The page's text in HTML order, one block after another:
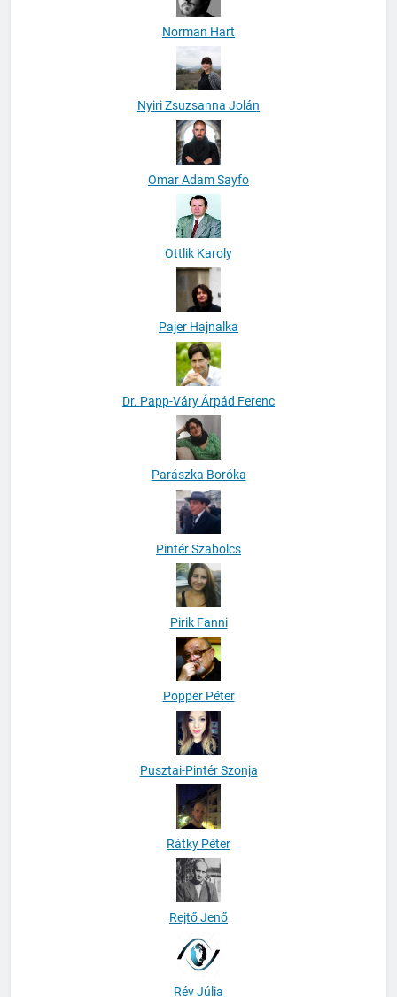
Norman Hart
Nyiri Zsuzsanna Jolán
Omar Adam Sayfo
Ottlik Karoly
Pajer Hajnalka
Dr. Papp-Váry Árpád Ferenc
Parászka Boróka
Pintér Szabolcs
Pirik Fanni
Popper Péter
Pusztai-Pintér Szonja
Rátky Péter
Rejtő Jenő
Rév Júlia